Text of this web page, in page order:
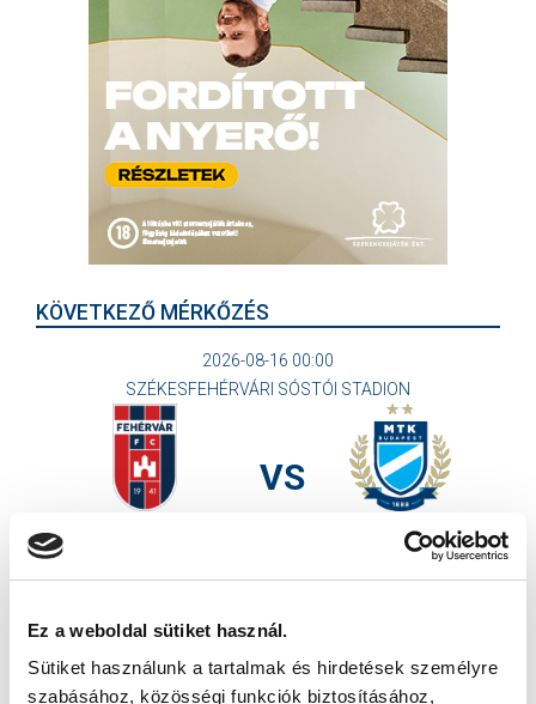
Ez a weboldal sütiket használ.
Sütiket használunk a tartalmak és hirdetések személyre
szabásához, közösségi funkciók biztosításához,
KÖVETKEZŐ MÉRKŐZÉS
2026-08-16 00:00
SZÉKESFEHÉRVÁRI SÓSTÓI STADION
VIDEOTON FC FEHÉRVÁR
VS
MTK BUDAPEST
Ne maradjon le egy eseményről sem! Iratkozzon fel ingyenes
hírlevelünkre: